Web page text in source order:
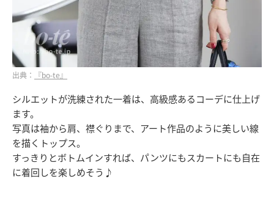
出典： 『bo-te』
シルエットが洗練された一着は、高級感あるコーデに仕上げ
ます。
写真は袖から肩、襟ぐりまで、アート作品のように美しい線
を描くトップス。
すっきりとボトムインすれば、パンツにもスカートにも自在
に着回しを楽しめそう♪